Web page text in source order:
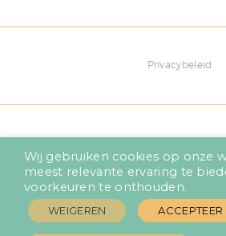
Privacybeleid
Wij gebruiken cookies op onze
meest relevante ervaring te
voorkeuren te onthouden.
WEIGEREN ACCEPTEER